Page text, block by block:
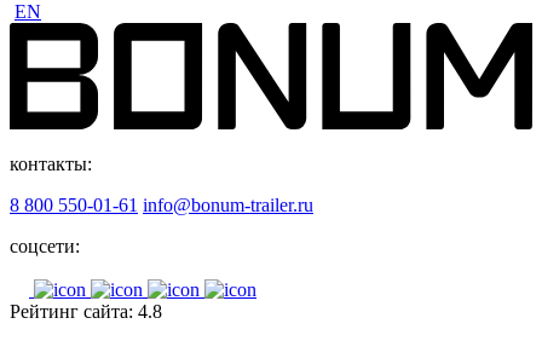
EN
контакты:
8 800 550-01-61 info@bonum-trailer.ru
соцсети:
Рейтинг сайта: 4.8